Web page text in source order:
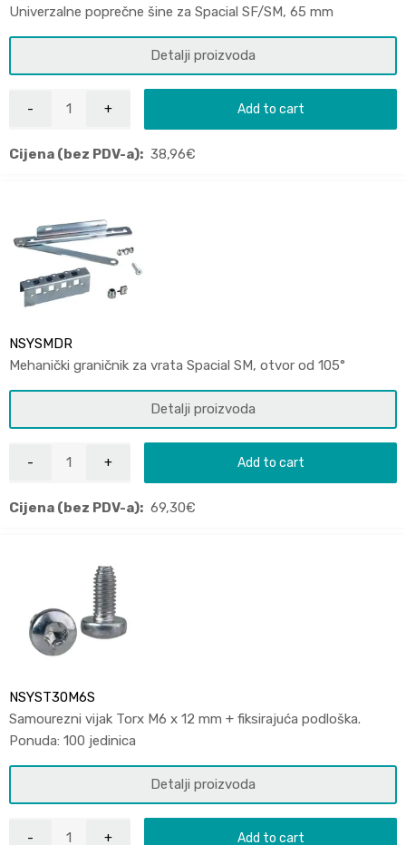
Univerzalne poprečne šine za Spacial SF/SM, 65 mm
Detalji proizvoda
Add to cart
Cijena (bez PDV-a): 38,96€
NSYSMDR
Mehanički graničnik za vrata Spacial SM, otvor od 105°
Detalji proizvoda
Add to cart
Cijena (bez PDV-a): 69,30€
NSYST30M6S
Samourezni vijak Torx M6 x 12 mm + fiksirajuća podloška.
Ponuda: 100 jedinica
Detalji proizvoda
Add to cart